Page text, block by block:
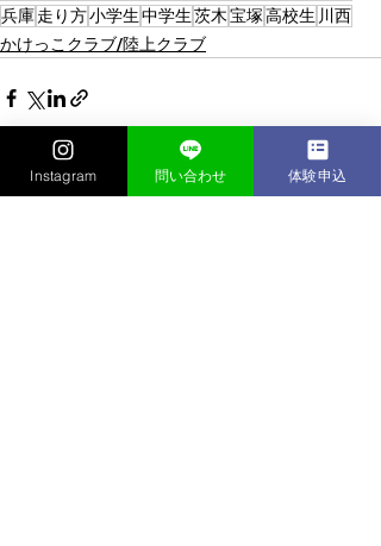
兵庫走り方小学生中学生茨木宝塚高校生 川西
かけっこクラブ/陸上クラブ
Instagram 問い合わせ 体験申込